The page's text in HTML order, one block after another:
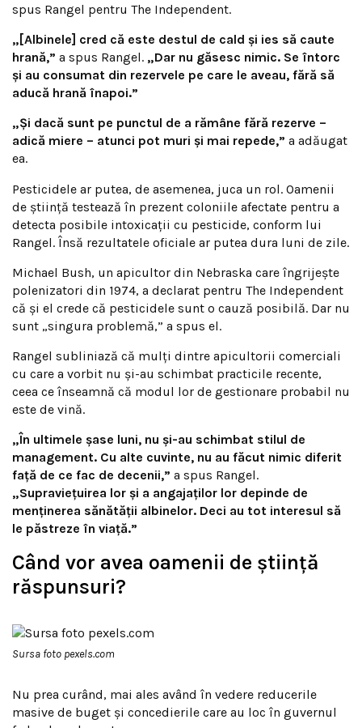
spus Rangel pentru The Independent.
„[Albinele] cred că este destul de cald și ies să caute
hrană,” a spus Rangel. „Dar nu găsesc nimic. Se întorc
și au consumat din rezervele pe care le aveau, fără să
aducă hrană înapoi.”
„Și dacă sunt pe punctul de a rămâne fără rezerve –
adică miere – atunci pot muri și mai repede,” a adăugat
ea.
Pesticidele ar putea, de asemenea, juca un rol. Oamenii
de știință testează în prezent coloniile afectate pentru a
detecta posibile intoxicații cu pesticide, conform lui
Rangel. Însă rezultatele oficiale ar putea dura luni de zile.
Michael Bush, un apicultor din Nebraska care îngrijește
polenizatori din 1974, a declarat pentru The Independent
că și el crede că pesticidele sunt o cauză posibilă. Dar nu
sunt „singura problemă,” a spus el.
Rangel subliniază că mulți dintre apicultorii comerciali
cu care a vorbit nu și-au schimbat practicile recente,
ceea ce înseamnă că modul lor de gestionare probabil nu
este de vină.
„În ultimele șase luni, nu și-au schimbat stilul de
management. Cu alte cuvinte, nu au făcut nimic diferit
față de ce fac de decenii,” a spus Rangel.
„Supraviețuirea lor și a angajaților lor depinde de
menținerea sănătății albinelor. Deci au tot interesul să
le păstreze în viață.”
Când vor avea oamenii de știință
răspunsuri?
Sursa foto pexels.com
Nu prea curând, mai ales având în vedere reducerile
masive de buget și concedierile care au loc în guvernul